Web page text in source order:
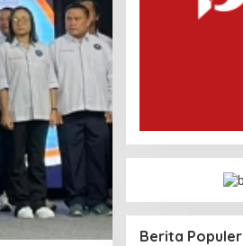
Berita Populer